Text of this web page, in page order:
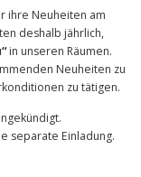
ihre Neuheiten am
deshalb jährlich,
in unseren Räumen.
Neuheiten zu
zu tätigen.
separate Einladung.